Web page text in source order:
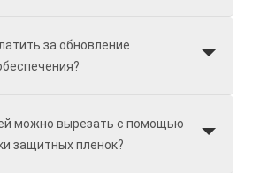
за обновление
можно вырезать с помощью
защитных пленок?